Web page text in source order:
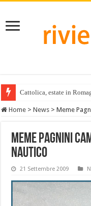
Cattolica, estate in
Home > News > Meme
Meme Pagnini
nautico
21 Settembre 2009